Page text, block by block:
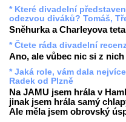
* Které divadelní
odezvou diváků? Tomáš,
Sněhurka a Charleyova
* Čtete ráda divadelní
Ano, ale vůbec nic si z nich
* Jaká role, vám dala
Radek od Plzně
Na JAMU jsem hrála v
jinak jsem hrála samý
Ale měla jsem obrovský